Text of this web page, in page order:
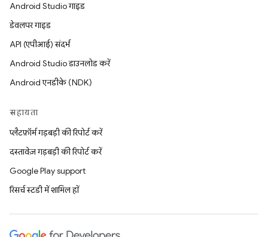
Android Studio गाइड
डेवलपर गाइड
API (एपीआई) संदर्भ
Android Studio डाउनलोड करें
Android एनडीके (NDK)
सहायता
प्लैटफ़ॉर्म गड़बड़ी की रिपोर्ट करें
दस्तावेज़ गड़बड़ी की रिपोर्ट करें
Google Play support
रिसर्च स्टडी में शामिल हों